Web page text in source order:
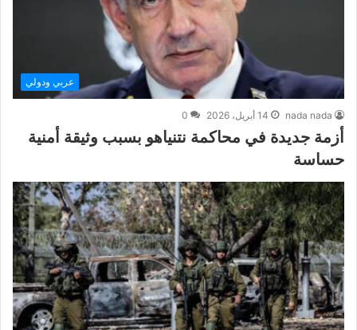
عربي ودولي
nada nada 14 أبريل، 2026 0
أزمة جديدة في محاكمة نتنياهو بسبب وثيقة أمنية
حساسة